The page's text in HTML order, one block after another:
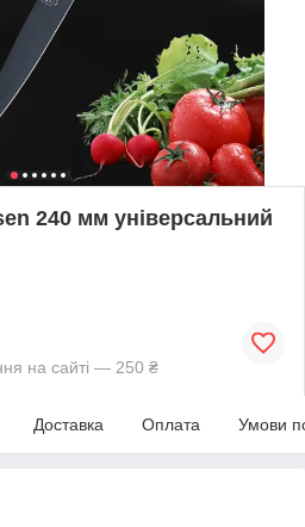
240 мм універсальний
на сайті — 250 ₴
Доставка Оплата Умови